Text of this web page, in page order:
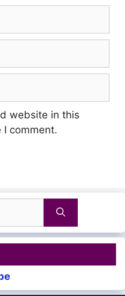
website in this
comment.